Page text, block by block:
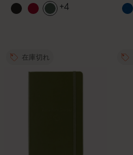
+4
在庫切れ